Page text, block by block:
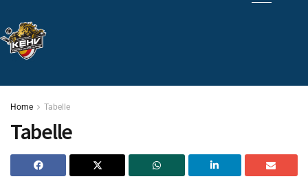
Home Tabelle
Tabelle